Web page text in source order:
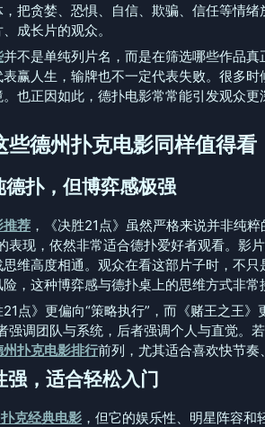
把贪婪、恐惧、自信、欺骗、信任等情
成长片的观众。
并不是单纯列片名，而是在筛选哪些作品真
赢人生，输牌也不一定代表失败。很多
也正因如此，德扑电影常常能引发观众
德州扑克电影同样值得看
德扑，但博弈感极强
推荐 ，《决胜21点》虽然严格来说并非纯
表现，依然非常适合德扑爱好者观看。影
维高度相通。观众在看这部片子时，不
，这种博弈感与德扑桌上的思维方式非常
点》更偏向“策略执行”，而《赌王之王》
强调团队与系统，后者强调个人与直觉。
州扑克电影排行前列，尤其适合喜欢快节奏
强，适合轻松入门
克经典电影 ，但它的娱乐性、明星阵容